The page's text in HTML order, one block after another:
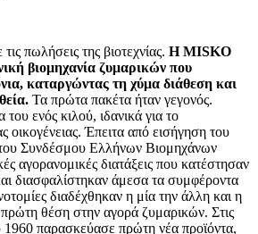
πωλήσεις της βιοτεχνίας. Η MISKO
βιομηχανία ζυμαρικών που
καταργώντας τη χύμα διάθεση και
Τα πρώτα πακέτα ήταν γεγονός.
ενός κιλού, ιδανικά για το
οικογένειας. Έπειτα από εισήγηση του
Συνδέσμου Ελλήνων Βιομηχάνων
αγορανομικές διατάξεις που κατέστησαν
διασφαλίστηκαν άμεσα τα συμφέροντα
διαδέχθηκαν η μία την άλλη και η
θέση στην αγορά ζυμαρικών. Στις
1960 παρασκεύασε πρώτη νέα προϊόντα,